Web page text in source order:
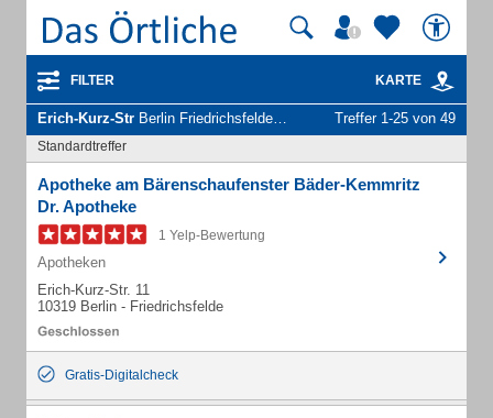
FILTER KARTE
Erich-Kurz-Str Berlin Friedrichsfelde - Unternehmen und Personen Treffer 1-25 von 49
Standardtreffer
Apotheke am Bärenschaufenster Bäder-Kemmritz
Dr. Apotheke
1 Yelp-Bewertung
Apotheken
Erich-Kurz-Str. 11
10319 Berlin - Friedrichsfelde
Gratis-Digitalcheck